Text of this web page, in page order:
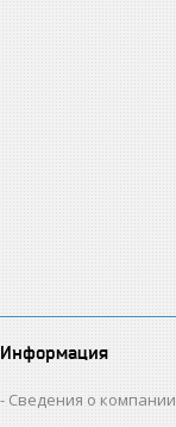
Информация
Сведения о компании